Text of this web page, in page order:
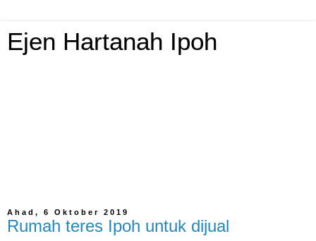
Ejen Hartanah Ipoh
Ahad, 6 Oktober 2019
Rumah teres Ipoh untuk dijual